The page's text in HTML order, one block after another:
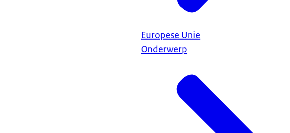
Europese Unie
Onderwerp